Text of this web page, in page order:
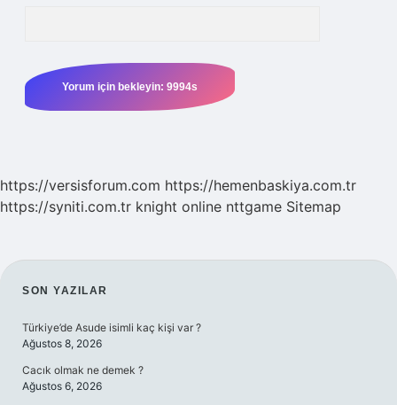
https://versisforum.com https://hemenbaskiya.com.tr
https://syniti.com.tr knight online nttgame Sitemap
SIDEBAR
SON YAZILAR
Türkiye’de Asude isimli kaç kişi var ?
Ağustos 8, 2026
Cacık olmak ne demek ?
Ağustos 6, 2026